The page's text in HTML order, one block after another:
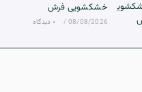
خشکشویی فرش
08/08/2026
/ ۰ دیدگاه